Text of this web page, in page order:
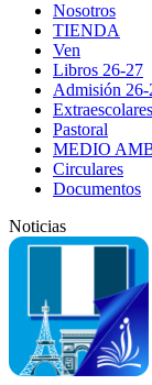
Nosotros
TIENDA
Ven
Libros 26-27
Admisión 26-
Extraescolares
Pastoral
MEDIO
Circulares
Documentos
Noticias